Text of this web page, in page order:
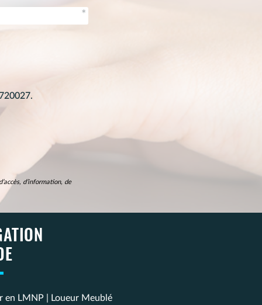
d’information, de
en LMNP | Loueur Meublé